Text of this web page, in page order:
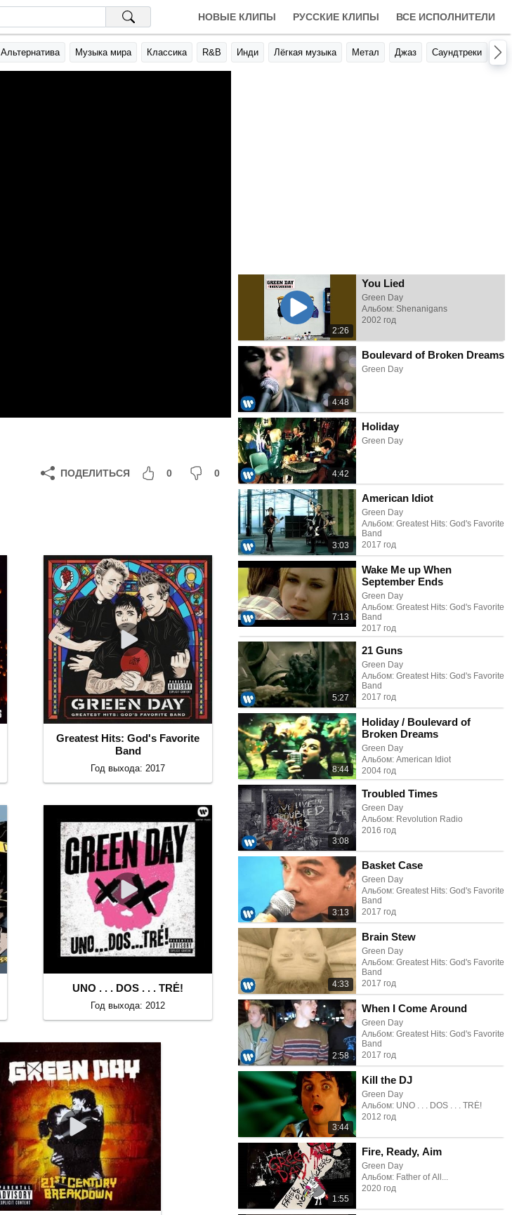
НОВЫЕ КЛИПЫ РУССКИЕ КЛИПЫ ВСЕ ИСПОЛНИТЕЛИ
Альтернатива Музыка мира Классика R&B Инди Лёгкая музыка Метал Джаз Саундтреки
ПОДЕЛИТЬСЯ 0 0
2:26
You Lied
Green Day
Альбом: Shenanigans
2002 год
4:48
Boulevard of Broken Dreams
Green Day
4:42
Holiday
Green Day
3:03
American Idiot
Green Day
Альбом: Greatest Hits: God's Favorite
Band
2017 год
7:13
Wake Me up When
September Ends
Green Day
Альбом: Greatest Hits: God's Favorite
Band
2017 год
5:27
21 Guns
Green Day
Альбом: Greatest Hits: God's Favorite
Band
2017 год
8:44
Holiday / Boulevard of
Broken Dreams
Green Day
Альбом: American Idiot
2004 год
3:08
Troubled Times
Green Day
Альбом: Revolution Radio
2016 год
3:13
Basket Case
Green Day
Альбом: Greatest Hits: God's Favorite
Band
2017 год
4:33
Brain Stew
Green Day
Альбом: Greatest Hits: God's Favorite
Band
2017 год
2:58
When I Come Around
Green Day
Альбом: Greatest Hits: God's Favorite
Band
2017 год
3:44
Kill the DJ
Green Day
Альбом: UNO . . . DOS . . . TRÉ!
2012 год
1:55
Fire, Ready, Aim
Green Day
Альбом: Father of All...
2020 год
Greatest Hits: God's Favorite
Band
Год выхода: 2017
UNO . . . DOS . . . TRÉ!
Год выхода: 2012